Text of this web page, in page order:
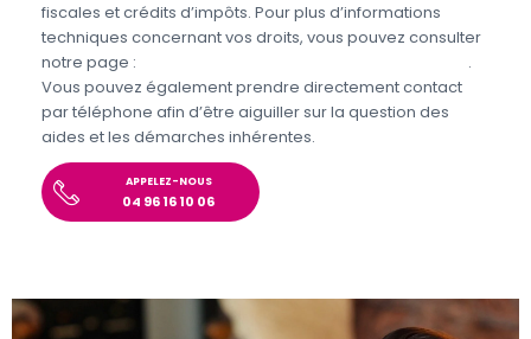
fiscales et crédits d’impôts. Pour plus d’informations
techniques concernant vos droits, vous pouvez consulter
notre page :
.
Vous pouvez également prendre directement contact
par téléphone afin d’être aiguiller sur la question des
aides et les démarches inhérentes.
APPELEZ-NOUS
04 96 16 10 06